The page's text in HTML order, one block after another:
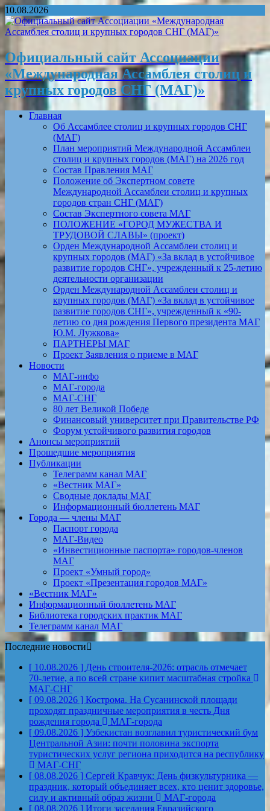
10.08.2026
Официальный сайт Ассоциации
«Международная Ассамблея столиц и
крупных городов СНГ (МАГ)»
Главная
Об Ассамблее столиц и крупных городов СНГ
(МАГ)
План мероприятий Международной Ассамблеи
столиц и крупных городов (МАГ) на 2026 год
Состав Правления МАГ
Положение об Экспертном совете
Международной Ассамблеи столиц и крупных
городов стран СНГ (МАГ)
Состав Экспертного совета МАГ
ПОЛОЖЕНИЕ «ГОРОД МУЖЕСТВА И
ТРУДОВОЙ СЛАВЫ» (проект)
Орден Международной Ассамблеи столиц и
крупных городов (МАГ) «За вклад в устойчивое
развитие городов СНГ», учрежденный к 25-летию
деятельности организации
Орден Международной Ассамблеи столиц и
крупных городов (МАГ) «За вклад в устойчивое
развитие городов СНГ», учрежденный к «90-
летию со дня рождения Первого президента МАГ
Ю.М. Лужкова»
ПАРТНЕРЫ МАГ
Проект Заявления о приеме в МАГ
Новости
МАГ-инфо
МАГ-города
МАГ-СНГ
80 лет Великой Победе
Финансовый университет при Правительстве РФ
Форум устойчивого развития городов
Анонсы мероприятий
Прошедшие мероприятия
Публикации
Телеграмм канал МАГ
«Вестник МАГ»
Сводные доклады МАГ
Информационный бюллетень МАГ
Города — члены МАГ
Паспорт города
МАГ-Видео
«Инвестиционные паспорта» городов-членов
МАГ
Проект «Умный город»
Проект «Презентация городов МАГ»
«Вестник МАГ»
Информационный бюллетень МАГ
Библиотека городских практик МАГ
Телеграмм канал МАГ
Последние новости
[ 10.08.2026 ] День строителя‑2026: отрасль отмечает
70‑летие, а по всей стране кипит масштабная стройка
МАГ-СНГ
[ 09.08.2026 ] Кострома. На Сусанинской площади
проходят праздничные мероприятия в честь Дня
рождения города
МАГ-города
[ 09.08.2026 ] Узбекистан возглавил туристический бум
Центральной Азии: почти половина экспорта
туристических услуг региона приходится на республику
МАГ-СНГ
[ 08.08.2026 ] Сергей Кравчук: День физкультурника —
праздник, который объединяет всех, кто ценит здоровье,
силу и активный образ жизни
МАГ-города
[ 08.08.2026 ] Итоги заседания Евразийского